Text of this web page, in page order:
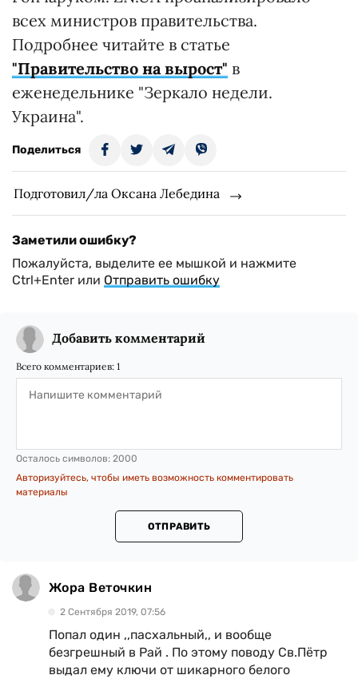
всех министров правительства.
Подробнее читайте в статье
"Правительство на вырост" в
еженедельнике "Зеркало недели.
Украина".
Поделиться
Подготовил/ла Оксана Лебедина
Заметили ошибку?
Пожалуйста, выделите ее мышкой и нажмите
Ctrl+Enter или Отправить ошибку
Добавить комментарий
Всего комментариев: 1
Осталось символов: 2000
Авторизуйтесь, чтобы иметь возможность комментировать
материалы
ОТПРАВИТЬ
Жора Веточкин
2 Сентября 2019, 07:56
Попал один ,,пасхальный,, и вообще
безгрешный в Рай . По этому поводу Св.Пётр
выдал ему ключи от шикарного белого